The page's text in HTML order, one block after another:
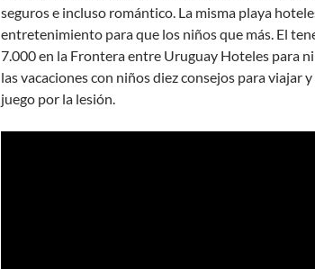
seguros e incluso romántico. La misma playa
entretenimiento para que los niños que más. El
7.000 en la Frontera entre Uruguay Hoteles para
las vacaciones con niños diez consejos para viajar
juego por la lesión.